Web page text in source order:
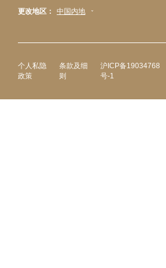
更改地区： 中国内地
个人私隐
政策
条款及细
则
沪ICP备19034768
号-1